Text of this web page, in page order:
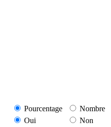
Pourcentage
Nombre
Oui
Non